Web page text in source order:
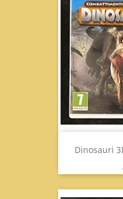
Dinosauri